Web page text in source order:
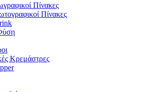
Πίνακες
Πίνακες
Κρεμάστρες